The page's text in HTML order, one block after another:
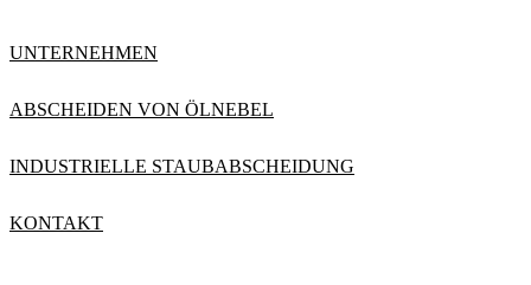
UNTERNEHMEN
ABSCHEIDEN VON ÖLNEBEL
INDUSTRIELLE STAUBABSCHEIDUNG
KONTAKT